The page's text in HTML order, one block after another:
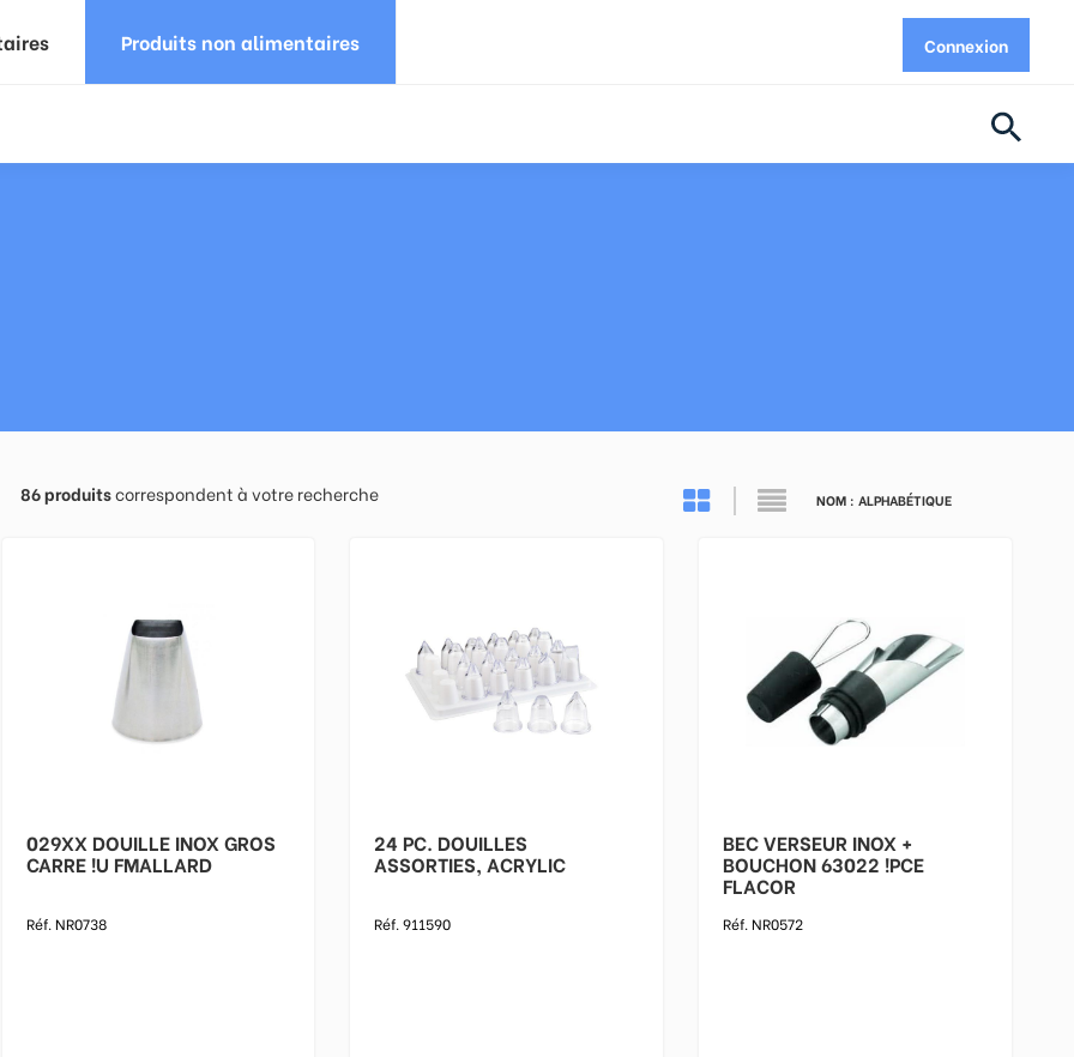
Produits non alimentaires Connexion
86produitscorrespondent à votre recherche
029XX DOUILLE INOX GROS
CARRE !U FMALLARD
Réf. NR0738
24 PC. DOUILLES
ASSORTIES, ACRYLIC
Réf. 911590
BEC VERSEUR INOX +
BOUCHON 63022 !PCE
FLACOR
Réf. NR0572